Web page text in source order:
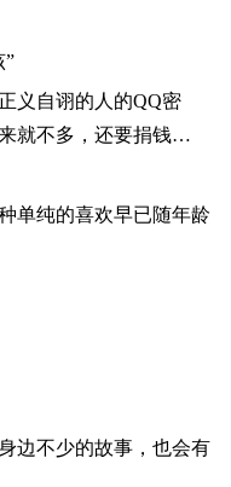
”
义自诩的人的QQ密
就不多，还要捐钱…
单纯的喜欢早已随年龄
边不少的故事，也会有